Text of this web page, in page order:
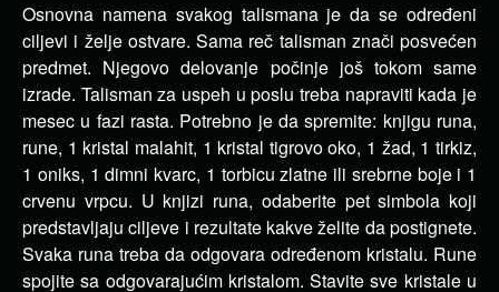
Osnovna namena svakog talismana je da se određeni
ciljevi i želje ostvare. Sama reč talisman znači posvećen
predmet. Njegovo delovanje počinje još tokom same
izrade. Talisman za uspeh u poslu treba napraviti kada je
mesec u fazi rasta. Potrebno je da spremite: knjigu runa,
rune, 1 kristal malahit, 1 kristal tigrovo oko, 1 žad, 1 tirkiz,
1 oniks, 1 dimni kvarc, 1 torbicu zlatne ili srebrne boje i 1
crvenu vrpcu. U knjizi runa, odaberite pet simbola koji
predstavljaju ciljeve i rezultate kakve želite da postignete.
Svaka runa treba da odgovara određenom kristalu. Rune
spojite sa odgovarajućim kristalom. Stavite sve kristale u